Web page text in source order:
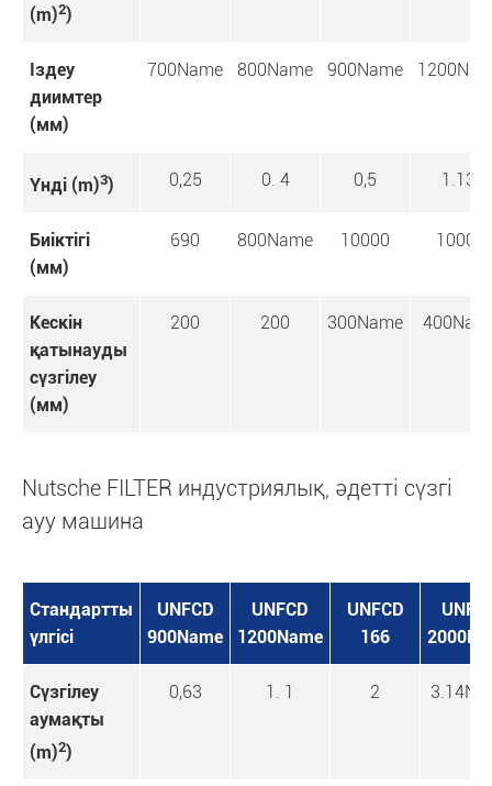
(m)2)
Іздеу
диимтер
(мм)
700Name 800Name 900Name
Үнді (m)3) 0,25 0. 4 0,5 1.13.
Биіктігі
(мм)
690 800Name 10000 10000
Кескін
қатынауды
сүзгілеу
(мм)
200 200 300Name
Nutsche FILTER индустриялық, әдетті сүзгі
ауу машина
Стандартты
үлгісі
UNFCD
900Name
UNFCD
1200Name
UNFCD
166
Сүзгілеу
аумақты
(m)2)
0,63 1. 1 2